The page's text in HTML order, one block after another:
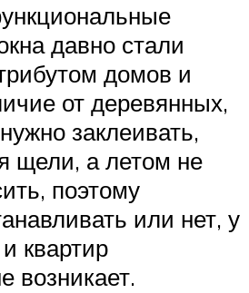
давно стали
домов и
от деревянных,
заклеивать,
щели, а летом не
поэтому
или нет, у
квартир
возникает.